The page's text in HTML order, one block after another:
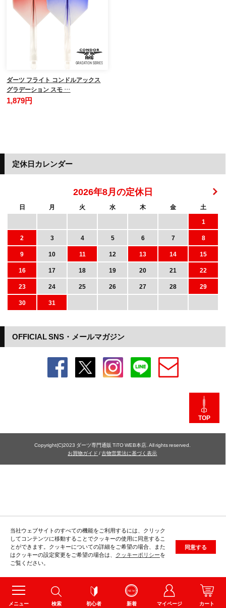
メニュー 検索 初心者 新着 マイページ カート
ダーツ フライト コンドルアックス
グラデーション スモ …
1,879円
当社ウェブサイトのすべての機能をご利用するには、クリック
してコンテンツに移動することでクッキーの使用に同意するこ
とができます。クッキーについての詳細をご希望の場合、また
はクッキーの設定変更をご希望の場合は、 クッキーポリシーを
ご覧ください。
同意する
OFFICIAL SNS・メールマガジン
定休日カレンダー
2026年8月の定休日
日 月 火 水 木 金
土
1
2
3 4 5 6 7
8
9
10 11 12 13 14
15
16
17 18 19 20 21
22
23
24 25 26 27 28
29
30
31
TOP
Copyright(C)2023 ダーツ専門通販 TiTO WEB本店. All rights reserved.
お買物ガイド /古物営業法に基づく表示